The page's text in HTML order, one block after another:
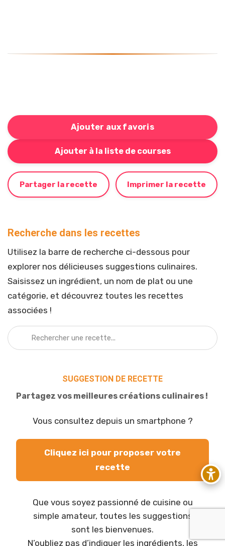
Ajouter aux favoris
Ajouter à la liste de courses
Bouton pour ajouter cette recette à votre liste de
Partager la recette Imprimer la recette
Recherche dans les recettes
Utilisez la barre de recherche ci-dessous pour
explorer nos délicieuses suggestions culinaires.
Saisissez un ingrédient, un nom de plat ou une
catégorie, et découvrez toutes les recettes
associées !
SUGGESTION DE RECETTE
Partagez vos meilleures créations culinaires !
Vous consultez depuis un smartphone ?
Cliquez ici pour proposer votre
recette
Que vous soyez passionné de cuisine ou
simple amateur, toutes les suggestions
sont les bienvenues.
N’oubliez pas d’indiquer les ingrédients, les